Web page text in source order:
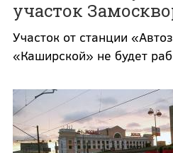
участок
Участок от станции
«Каширской» не будет